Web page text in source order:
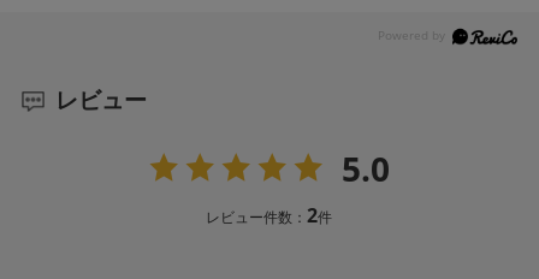
レビュー
5.0
レビュー件数：2件